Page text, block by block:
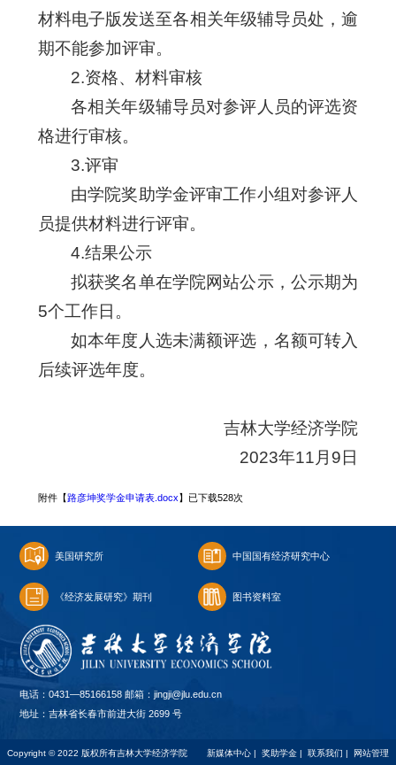
材料电子版发送至各相关年级辅导员处，逾
期不能参加评审。
2.资格、材料审核
各相关年级辅导员对参评人员的评选资
格进行审核。
3.评审
由学院奖助学金评审工作小组对参评人
员提供材料进行评审。
4.结果公示
拟获奖名单在学院网站公示，公示期为
5个工作日。
如本年度人选未满额评选，名额可转入
后续评选年度。
吉林大学经济学院
2023年11月9日
附件【路彦坤奖学金申请表.docx】已下载528次
美国研究所 中国国有经济研究中心
《经济发展研究》期刊 图书资料室
电话：0431—85166158 邮箱：jingji@jlu.edu.cn
地址：吉林省长春市前进大街 2699 号
Copyright © 2022 版权所有吉林大学经济学院 新媒体中心 | 奖助学金 | 联系我们 | 网站管理